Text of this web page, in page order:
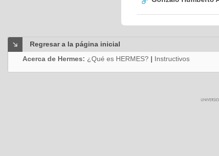
Regresar a la página inicial
Acerca de Hermes: ¿Qué es HERMES? | Instructivos